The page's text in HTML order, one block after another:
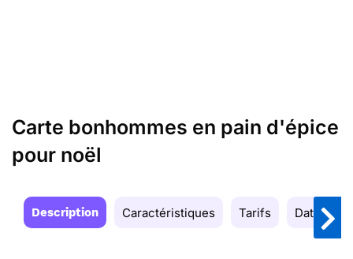
Carte bonhommes en pain d'épice
pour noël
Description Caractéristiques Tarifs Date de